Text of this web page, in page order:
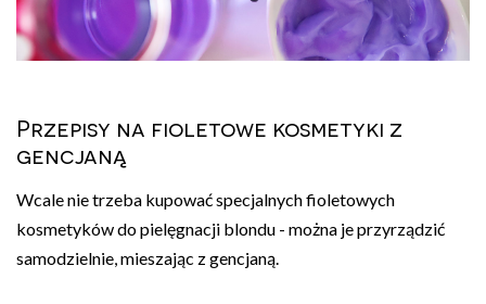
Przepisy na fioletowe kosmetyki z
gencjaną
Wcale nie trzeba kupować specjalnych fioletowych
kosmetyków do pielęgnacji blondu - można je przyrządzić
samodzielnie, mieszając z gencjaną.